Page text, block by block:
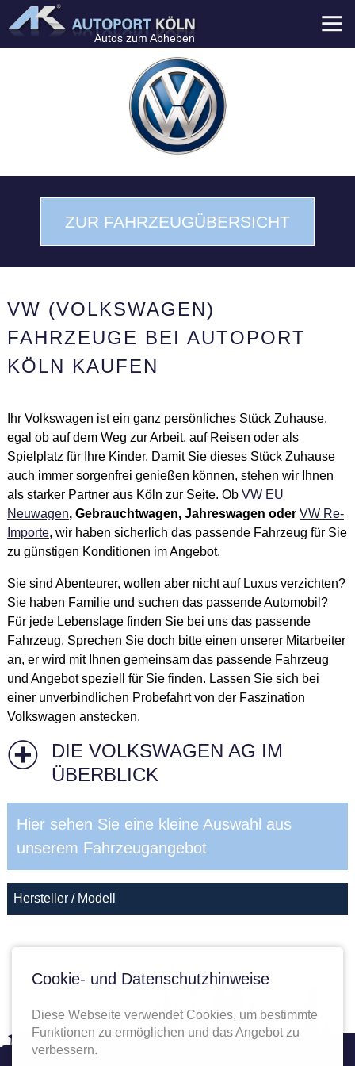
Autos zum Abheben
ZUR FAHRZEUGÜBERSICHT
VW (VOLKSWAGEN)
FAHRZEUGE BEI AUTOPORT
KÖLN KAUFEN
Ihr Volkswagen ist ein ganz persönliches Stück Zuhause,
egal ob auf dem Weg zur Arbeit, auf Reisen oder als
Spielplatz für Ihre Kinder. Damit Sie dieses Stück Zuhause
auch immer sorgenfrei genießen können, stehen wir Ihnen
als starker Partner aus Köln zur Seite. Ob VW EU
Neuwagen, Gebrauchtwagen, Jahreswagen oder VW Re-
Importe, wir haben sicherlich das passende Fahrzeug für Sie
zu günstigen Konditionen im Angebot.
Sie sind Abenteurer, wollen aber nicht auf Luxus verzichten?
Sie haben Familie und suchen das passende Automobil?
Für jede Lebenslage finden Sie bei uns das passende
Fahrzeug. Sprechen Sie doch bitte einen unserer Mitarbeiter
an, er wird mit Ihnen gemeinsam das passende Fahrzeug
und Angebot speziell für Sie finden. Lassen Sie sich bei
einer unverbindlichen Probefahrt von der Faszination
Volkswagen anstecken.
DIE VOLKSWAGEN AG IM
ÜBERBLICK
Hier sehen Sie eine kleine Auswahl aus
unserem Fahrzeugangebot
Hersteller / Modell
Cookie- und Datenschutzhinweise
Diese Webseite verwendet Cookies, um bestimmte
Funktionen zu ermöglichen und das Angebot zu
verbessern.